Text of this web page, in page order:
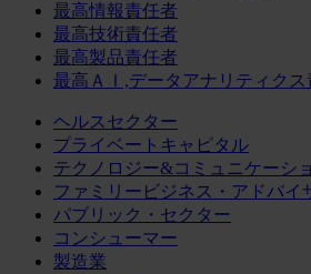
最高情報責任者
最高技術責任者
最高製品責任者
最高ＡＩ,データアナリティクス
ヘルスセクター
プライベートキャピタル
テクノロジー&コミュニケーシ
ファミリービジネス・アドバイ
パブリック・セクター
コンシューマー
製造業